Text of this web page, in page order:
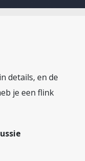
details, en de
je een flink